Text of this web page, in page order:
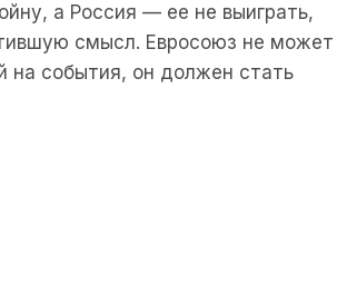
а Россия — ее не выиграть,
смысл. Евросоюз не может
на события, он должен стать